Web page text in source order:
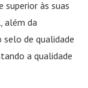
superior às suas
além da
selo de qualidade
a qualidade